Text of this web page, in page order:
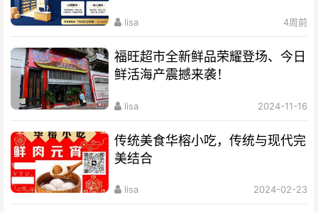
lisa 4周前
福旺超市全新鲜品荣耀登场、今日
鲜活海产震撼来袭！
lisa 2024-11-16
传统美食华榕小吃，传统与现代完
美结合
lisa 2024-02-23